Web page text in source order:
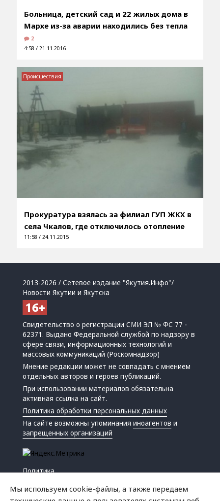
Больница, детский сад и 22 жилых дома в
Мархе из-за аварии находились без тепла
2
4:58 / 21.11.2016
Прокуратура взялась за филиал ГУП ЖКХ в
села Чкалов, где отключилось отопление
11:58 / 24.11.2015
Происшествия
2013-2026 / Сетевое издание "Якутия.Инфо"/
Новости Якутии и Якутска
Свидетельство о регистрации СМИ ЭЛ № ФС 77 -
62371. Выдано Федеральной службой по надзору в
сфере связи, информационных технологий и
массовых коммуникаций (Роскомнадзор)
Мнение редакции может не совпадать с мнением
отдельных авторов и героев публикаций.
При использовании материалов обязательна
активная ссылка на сайт.
Политика обработки персональных данных
На сайте возможны упоминанияиноагентов и
запрещенных организаций
Политика
Мы используем cookie-файлы, а также передаем